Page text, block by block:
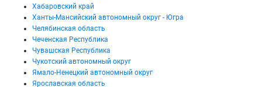
Хабаровский край
Ханты-Мансийский автономный округ - Югра
Челябинская область
Чеченская Республика
Чувашская Республика
Чукотский автономный округ
Ямало-Ненецкий автономный округ
Ярославская область